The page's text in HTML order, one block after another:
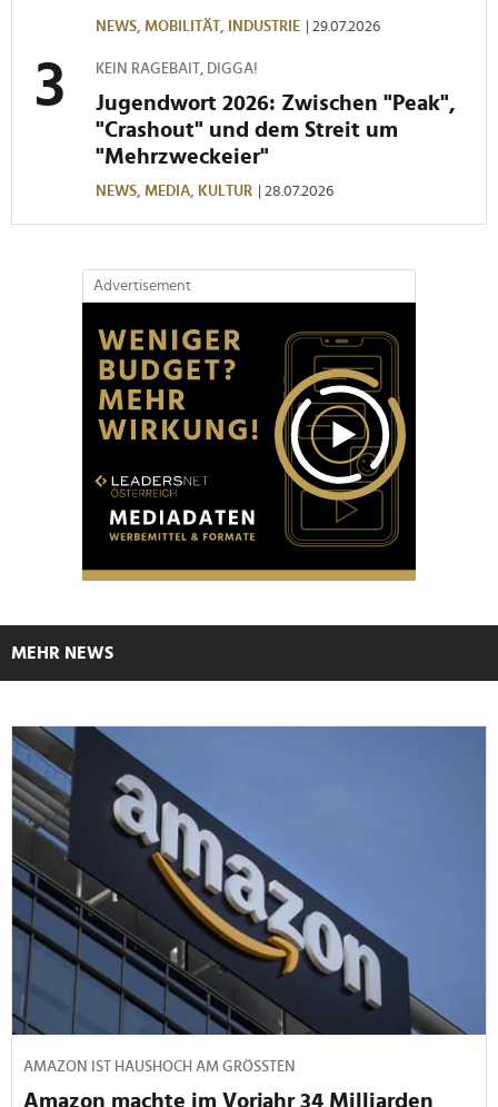
NEWS, MOBILITÄT, INDUSTRIE | 29.07.2026
KEIN RAGEBAIT, DIGGA!
Jugendwort 2026: Zwischen "Peak",
"Crashout" und dem Streit um
"Mehrzweckeier"
NEWS, MEDIA, KULTUR | 28.07.2026
Advertisement
MEHR NEWS
AMAZON IST HAUSHOCH AM GRÖSSTEN
Amazon machte im Vorjahr 34 Milliarden